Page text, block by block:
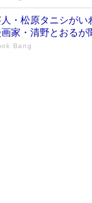
・松原タニシがい
家・清野とおるが
Bang